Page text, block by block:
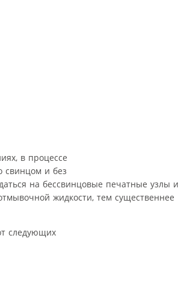
в процессе
свинцом и без
на бессвинцовые печатные узлы
жидкости, тем существеннее
следующих